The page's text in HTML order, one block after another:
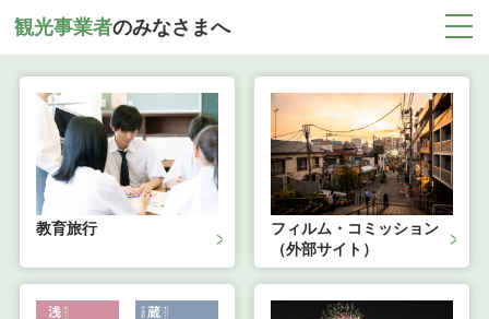
観光事業者のみなさまへ
教育旅行
フィルム・コミッション
（外部サイト）